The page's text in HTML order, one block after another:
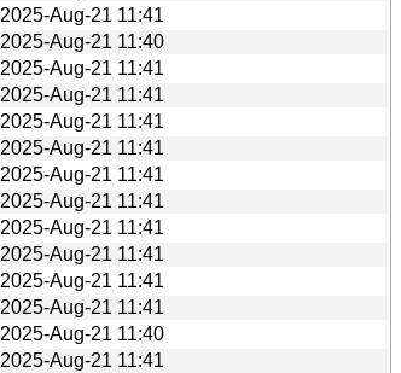
2025-Aug-21 11:41
2025-Aug-21 11:40
2025-Aug-21 11:41
2025-Aug-21 11:41
2025-Aug-21 11:41
2025-Aug-21 11:41
2025-Aug-21 11:41
2025-Aug-21 11:41
2025-Aug-21 11:41
2025-Aug-21 11:41
2025-Aug-21 11:41
2025-Aug-21 11:41
2025-Aug-21 11:40
2025-Aug-21 11:41